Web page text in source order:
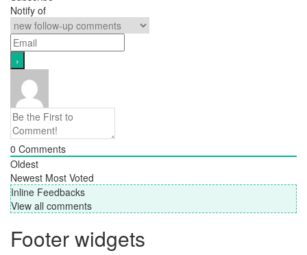
Notify of
0 Comments
Oldest
Newest Most Voted
Inline Feedbacks
View all comments
Footer widgets